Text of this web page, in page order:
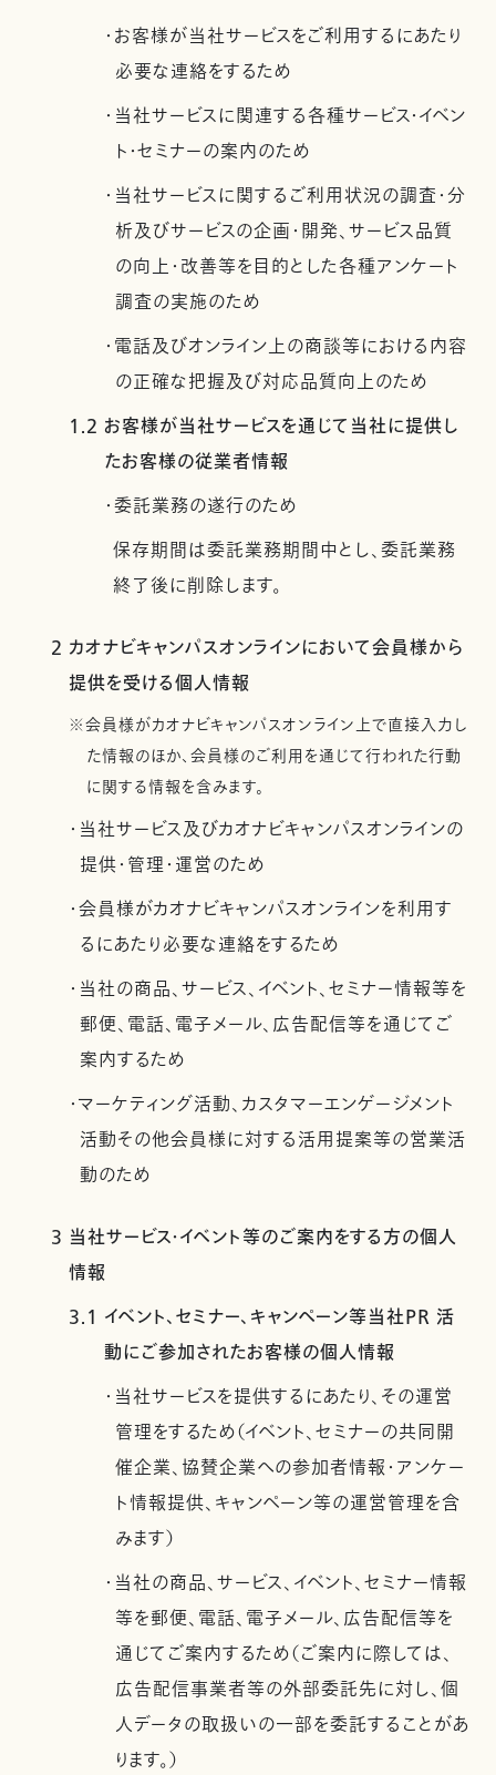
・お客様が当社サービスをご利用するにあたり
必要な連絡をするため
・当社サービスに関連する各種サービス・イベン
ト・セミナーの案内のため
・当社サービスに関するご利用状況の調査・分
析及びサービスの企画・開発、サービス品質
の向上・改善等を目的とした各種アンケート
調査の実施のため
・電話及びオンライン上の商談等における内容
の正確な把握及び対応品質向上のため
1.2 お客様が当社サービスを通じて当社に提供し
たお客様の従業者情報
・委託業務の遂行のため
保存期間は委託業務期間中とし、委託業務
終了後に削除します。
2 カオナビキャンパスオンラインにおいて会員様から
提供を受ける個人情報
※会員様がカオナビキャンパスオンライン上で直接入力し
た情報のほか、会員様のご利用を通じて行われた行動
に関する情報を含みます。
・当社サービス及びカオナビキャンパスオンラインの
提供・管理・運営のため
・会員様がカオナビキャンパスオンラインを利用す
るにあたり必要な連絡をするため
・当社の商品、サービス、イベント、セミナー情報等を
郵便、電話、電子メール、広告配信等を通じてご
案内するため
・マーケティング活動、カスタマーエンゲージメント
活動その他会員様に対する活用提案等の営業活
動のため
3 当社サービス・イベント等のご案内をする方の個人
情報
3.1 イベント、セミナー、キャンペーン等当社PR 活
動にご参加されたお客様の個人情報
・当社サービスを提供するにあたり、その運営
管理をするため（イベント、セミナーの共同開
催企業、協賛企業への参加者情報・アンケー
ト情報提供、キャンペーン等の運営管理を含
みます）
・当社の商品、サービス、イベント、セミナー情報
等を郵便、電話、電子メール、広告配信等を
通じてご案内するため（ご案内に際しては、
広告配信事業者等の外部委託先に対し、個
人データの取扱いの一部を委託することがあ
ります。）